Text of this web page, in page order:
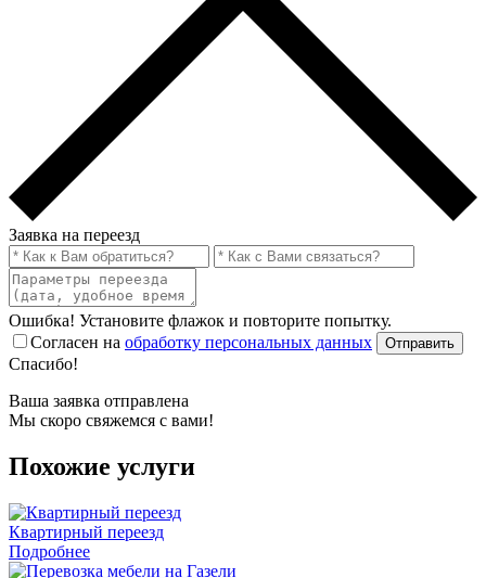
Заявка на переезд
Ошибка! Установите флажок и повторите попытку.
Согласен на обработку персональных данных Отправить
Спасибо!
Ваша заявка отправлена
Мы скоро свяжемся с вами!
Похожие услуги
Квартирный переезд
Подробнее